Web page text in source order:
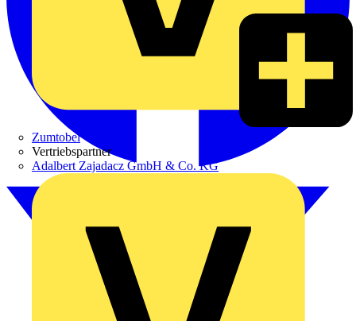
Zumtobel
Vertriebspartner
Adalbert Zajadacz GmbH & Co. KG